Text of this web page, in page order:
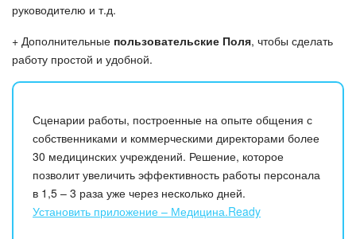
руководителю и т.д.
+ Дополнительные пользовательские Поля, чтобы сделать
работу простой и удобной.
Сценарии работы, построенные на опыте общения с
собственниками и коммерческими директорами более
30 медицинских учреждений. Решение, которое
позволит увеличить эффективность работы персонала
в 1,5 – 3 раза уже через несколько дней.
Установить приложение – Медицина.Ready